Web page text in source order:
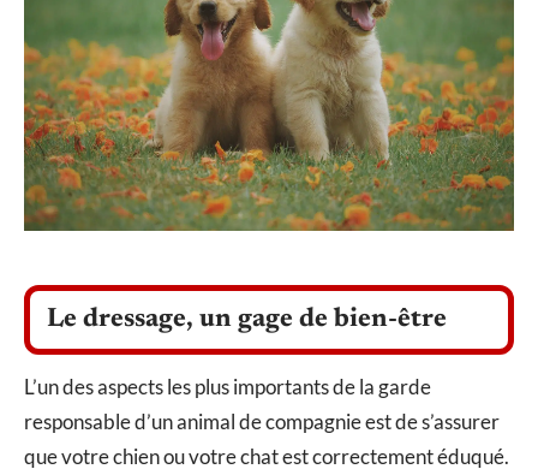
Le dressage, un gage de bien-être
L’un des aspects les plus importants de la garde
responsable d’un animal de compagnie est de s’assurer
que votre chien ou votre chat est correctement éduqué.